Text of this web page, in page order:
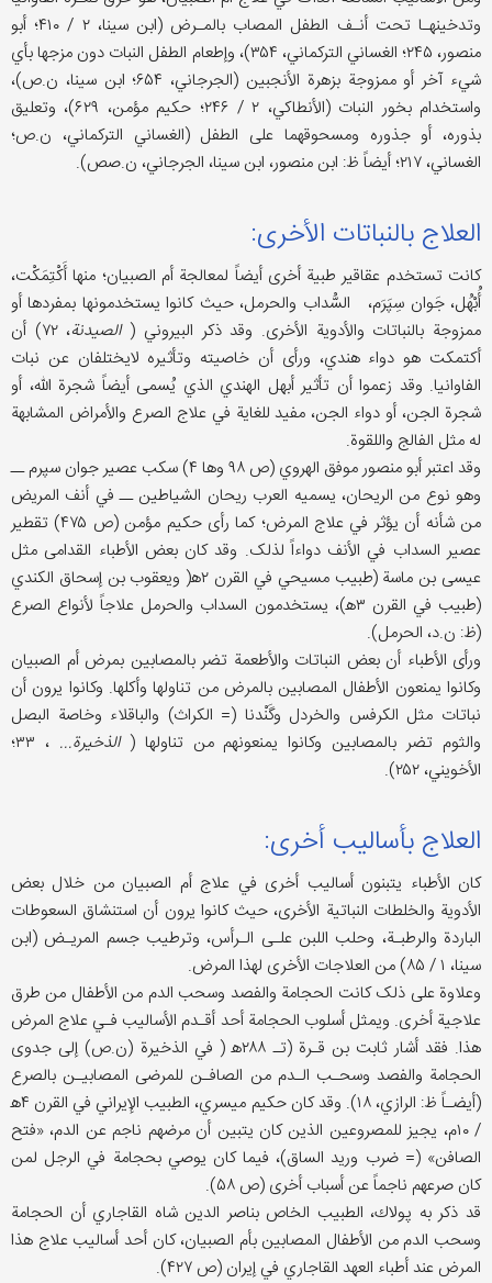
وتدخینهـا تحت أنـف الطفل المصاب بالمـرض (ابن سينا، ۲ / ۴۱۰؛ أبو
منصور، ۲۴۵؛ الغساني التركماني، ۳۵۴)، وإطعام الطفل النبات دون مزجها بأي
شيء آخر أو ممزوجة بزهرة الأنجبين (الجرجاني، ۶۵۴؛ ابن سينا، ن.ص)،
واستخدام بخور النبات (الأنطاكي، ۲ / ۲۴۶؛ حكيم مؤمن، ۶۲۹)، وتعليق
بذوره، أو جذوره ومسحوقهما علی الطفل (الغساني التركماني، ن.ص؛
الغساني، ۲۱۷؛ أيضاً ظ: ابن منصور، ابن سينا، الجرجاني، ن.صص).
العلاج بالنباتات الأخرى:
كانت تستخدم عقاقیر طبية أخرى أيضاً لمعالجة أم الصبيان؛ منها أَکْتِمَکْت،
أُبْهُل، جَوان سِپَرَم، السُّداب والحرمل، حيث کانوا یستخدمونها بمفردها أو
ممزوجة بالنباتات والأدوية الأخرى. وقد ذكر البيروني (الصيدنة
، ۷۲) أن
أكتمکت هو دواء هندي، ورأى أن خاصيته وتأثيره لایختلفان عن نبات
الفاوانيا. وقد زعموا أن تأثیر أبهل الهندي الذي یُسمی أيضاً شجرة الله، أو
شجرة الجن، أو دواء الجن، مفيد للغاية في علاج الصرع والأمراض المشابهة
له مثل الفالج واللقوة.
وقد اعتبر أبو منصور موفق الهروي (ص ۹۸ وها ۴) سکب عصیر جوان سپرم ــ
وهو نوع من الريحان، يسمیه العرب ريحان الشياطين ــ في أنف المريض
من شأنه أن یؤثر في علاج المرض؛ کما رأی حکیم مؤمن (ص ۴۷۵) تقطير
عصير السداب في الأنف دواءاً لذلک. وقد كان بعض الأطباء القدامى مثل
عيسى بن ماسة (طبيب مسيحي في القرن ۲ه‍( ويعقوب بن إسحاق الكندي
(طبيب في القرن ۳ه‍)، يستخدمون السداب والحرمل علاجاً لأنواع الصرع
(ظ: ن.د، الحرمل).
ورأى الأطباء أن بعض النباتات والأطعمة تضر بالمصابین بمرض أم الصبيان
وكانوا يمنعون الأطفال المصابین بالمرض من تناولها وأکلها. وکانوا یرون أن
نباتات مثل الكرفس والخردل وگَنْدنا (= الكراث) والباقلاء وخاصة البصل
والثوم تضر بالمصابین وكانوا يمنعونهم من تناولها (الذخیرة...
، ۳۳؛
الأخويني، ۲۵۲).
العلاج بأسالیب أخری:
كان الأطباء یتبنون أسالیب أخری في علاج أم الصبيان من خلال بعض
الأدوية والخلطات النباتیة الأخرى، حیث کانوا یرون أن استنشاق السعوطات
الباردة والرطبـة، وحلب اللبن علـى الـرأس، وترطيب جسم المريـض (ابن
سينا، ۱ / ۸۵) من العلاجات الأخری لهذا المرض.
وعلاوة علی ذلک کانت الحجامة والفصد وسحب الدم من الأطفال من طرق
علاجیة أخری. ویمثل أسلوب الحجامة أحد أقـدم الأسالیب فـي علاج المرض
هذا. فقد أشار ثابت بن قـرة (تـ ۲۸۸ه‍ ( في الذخيرة (ن.ص) إلى جدوی
الحجامة والفصد وسحـب الـدم من الصافـن للمرضی المصابيـن بالصرع
(أيضـاً ظ: الرازي، ۱۸). وقد كان حكيم ميسري، الطبيب الإيراني في القرن ۴ه‍
/ ۱۰م، یجیز للمصروعين الذين كان یتبین أن مرضهم ناجم عن الدم، «فتح
الصافن» (= ضرب وريد الساق)، فيما كان يوصي بحجامة في الرجل لمن
كان صرعهم ناجماً عن أسباب أخرى (ص ۵۸).
قد ذكر به پولاك، الطبیب الخاص بناصر الدين شاه القاجاري أن الحجامة
وسحب الدم من الأطفال المصابين بأم الصبيان، کان أحد أساليب علاج هذا
المرض عند أطباء العهد القاجاري في إيران (ص ۴۲۷).